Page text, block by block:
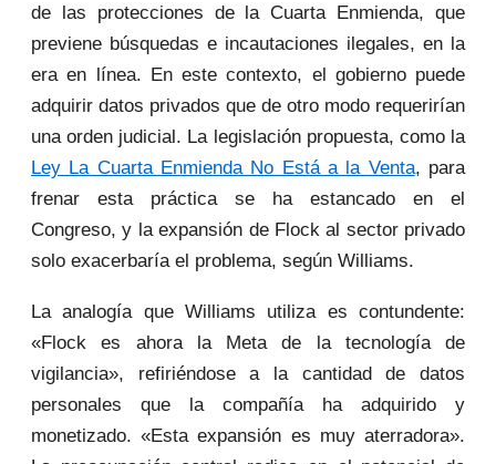
de las protecciones de la Cuarta Enmienda, que
previene búsquedas e incautaciones ilegales, en la
era en línea. En este contexto, el gobierno puede
adquirir datos privados que de otro modo requerirían
una orden judicial. La legislación propuesta, como la
Ley La Cuarta Enmienda No Está a la Venta, para
frenar esta práctica se ha estancado en el
Congreso, y la expansión de Flock al sector privado
solo exacerbaría el problema, según Williams.
La analogía que Williams utiliza es contundente:
«Flock es ahora la Meta de la tecnología de
vigilancia», refiriéndose a la cantidad de datos
personales que la compañía ha adquirido y
monetizado. «Esta expansión es muy aterradora».